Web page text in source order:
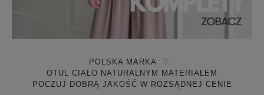
POLSKA MARKA ♡
OTUL CIAŁO NATURALNYM MATERIAŁEM
POCZUJ DOBRĄ JAKOŚĆ W ROZSĄDNEJ CENIE